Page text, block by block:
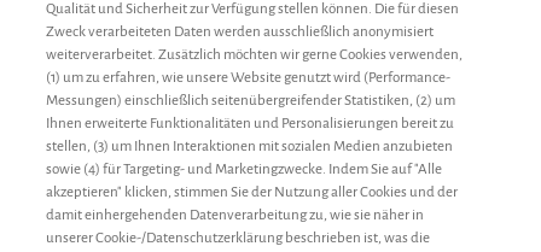
Qualität und Sicherheit zur Verfügung stellen können. Die für diesen
Zweck verarbeiteten Daten werden ausschließlich anonymisiert
weiterverarbeitet. Zusätzlich möchten wir gerne Cookies verwenden,
(1) um zu erfahren, wie unsere Website genutzt wird (Performance-
Messungen) einschließlich seitenübergreifender Statistiken, (2) um
Ihnen erweiterte Funktionalitäten und Personalisierungen bereit zu
stellen, (3) um Ihnen Interaktionen mit sozialen Medien anzubieten
sowie (4) für Targeting- und Marketingzwecke. Indem Sie auf "Alle
akzeptieren" klicken, stimmen Sie der Nutzung aller Cookies und der
damit einhergehenden Datenverarbeitung zu, wie sie näher in
unserer Cookie-/Datenschutzerklärung beschrieben ist, was die